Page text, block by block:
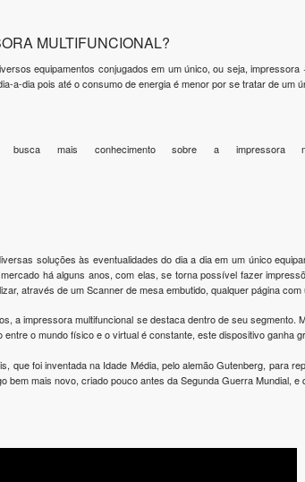
MULTIFUNCIONAL?
equipamentos conjugados em um único, ou seja,
a-dia pois até o consumo de energia é menor por se tratar de um
mais conhecimento sobre a impressora
soluções às eventualidades do dia a dia em um único
há alguns anos, com elas, se torna possível fazer
através de um Scanner de mesa embutido, qualquer página
a impressora multifuncional se destaca dentro de seu segmento.
o mundo físico e o virtual é constante, este dispositivo ganha
que foi inventada na Idade Média, pelo alemão Gutenberg, para
bem mais novo, criado pouco antes da Segunda Guerra Mundial,